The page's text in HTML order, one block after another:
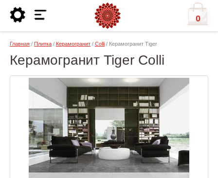
0
Главная / Плитка / Керамогранит / Colli / Керамогранит Tiger
Керамогранит Tiger Colli